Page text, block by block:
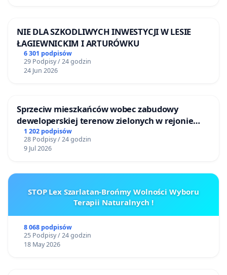
NIE DLA SZKODLIWYCH INWESTYCJI W LESIE
ŁAGIEWNICKIM I ARTURÓWKU
6 301 podpisów
29 Podpisy / 24 godzin
24 Jun 2026
Sprzeciw mieszkańców wobec zabudowy
deweloperskiej terenow zielonych w rejonie
Bulwarów Straceńskich w Bielsku-Białej
1 202 podpisów
28 Podpisy / 24 godzin
9 Jul 2026
STOP Lex Szarlatan-Brońmy Wolności Wyboru
Terapii Naturalnych !
8 068 podpisów
25 Podpisy / 24 godzin
18 May 2026